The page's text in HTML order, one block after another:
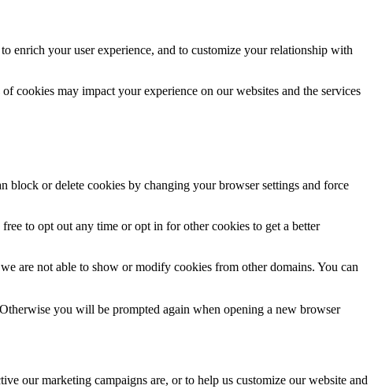
enrich your user experience, and to customize your relationship with
cookies may impact your experience on our websites and the services
block or delete cookies by changing your browser settings and force
to opt out any time or opt in for other cookies to get a better
are not able to show or modify cookies from other domains. You can
you will be prompted again when opening a new browser
our marketing campaigns are, or to help us customize our website and